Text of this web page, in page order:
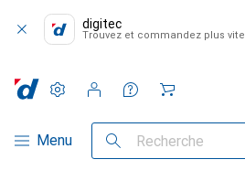
digitec
Trouvez et commandez plus vite
Navigation par catégorie
Menu Recherche
Paramètres
Compte client
Listes de comparaison
Listes d'envies
Panier